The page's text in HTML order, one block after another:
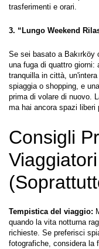
trasferimenti e orari.
3. “Lungo Weekend
Se sei basato a
una fuga di quattro giorni:
tranquilla in città,
spiaggia o shopping, e
prima di volare di nuovo.
ma hai ancora spazi liberi
Consigli
Tempistica del viaggio:
quando la vita notturna
richieste. Se preferisci
fotografiche, considera la